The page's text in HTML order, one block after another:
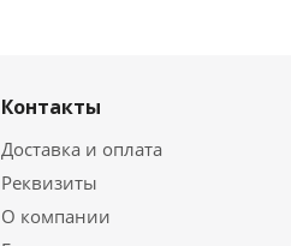
Контакты
Доставка и оплата
Реквизиты
О компании